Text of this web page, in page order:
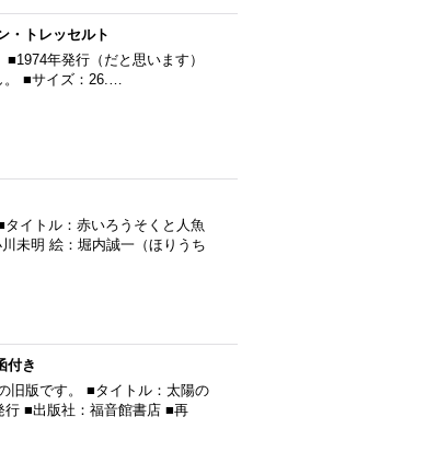
・トレッセルト
年発行（だと思います）
。 ■サイズ：26.…
イトル：赤いろうそくと人魚
未明 絵：堀内誠一（ほりうち
付き
旧版です。 ■タイトル：太陽の
■出版社：福音館書店 ■再